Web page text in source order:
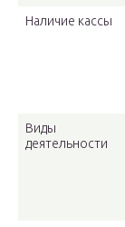
Наличие кассы
Виды
деятельности